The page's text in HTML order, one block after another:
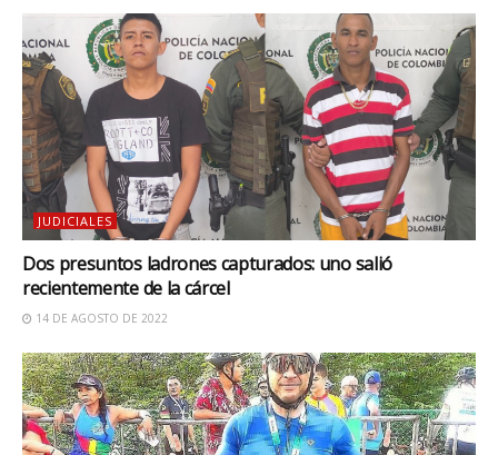
JUDICIALES
Dos presuntos ladrones capturados: uno salió
recientemente de la cárcel
14 DE AGOSTO DE 2022